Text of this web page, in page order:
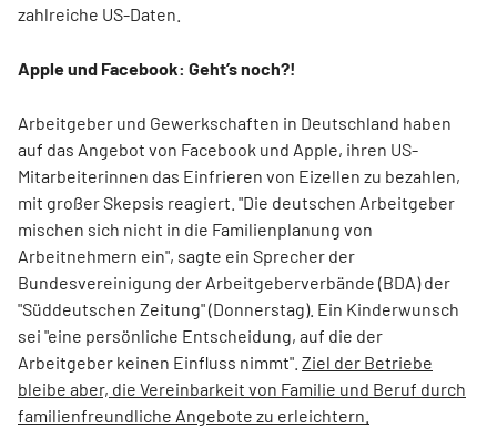
zahlreiche US-Daten.
Apple und Facebook: Geht’s noch?!
Arbeitgeber und Gewerkschaften in Deutschland haben
auf das Angebot von Facebook und Apple, ihren US-
Mitarbeiterinnen das Einfrieren von Eizellen zu bezahlen,
mit großer Skepsis reagiert. "Die deutschen Arbeitgeber
mischen sich nicht in die Familienplanung von
Arbeitnehmern ein", sagte ein Sprecher der
Bundesvereinigung der Arbeitgeberverbände (BDA) der
"Süddeutschen Zeitung" (Donnerstag). Ein Kinderwunsch
sei "eine persönliche Entscheidung, auf die der
Arbeitgeber keinen Einfluss nimmt". Ziel der Betriebe
bleibe aber, die Vereinbarkeit von Familie und Beruf durch
familienfreundliche Angebote zu erleichtern.